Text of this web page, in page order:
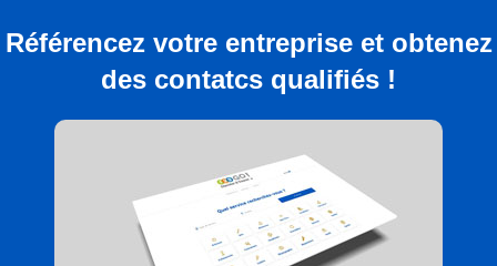
Référencez votre entreprise et obtenez
des contatcs qualifiés !